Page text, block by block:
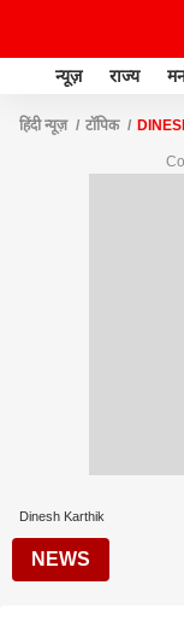
न्यूज़ राज्य
हिंदी न्यूज़ टॉपिक
Dinesh Karthik
NEWS